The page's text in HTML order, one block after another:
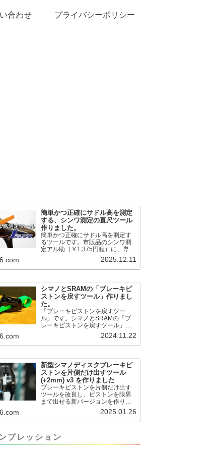
合わせ プライバシーポリシー
簡単かつ正確にサドル高を測定
する、シンワ測定の直尺ツール
作りました。
簡単かつ正確にサドル高を測定す
るツールです。市販品のシンワ測
定アル助（￥1,375円程）に、専用
のサドル高測定ツールを取り付け
て使用します。これまで以上に、
サドル高を容易に測定できるよう
Sokutei) アルミ直尺 アル助 1m ホ
ワイト 65445posted at 2025.12.12
シンワ測定(Shinwa Sokutei)
￥1,375Amazon.c...
2025.12.11
シマノとSRAMの「ブレーキピ
ストンを戻すツール」作りまし
た。
「ブレーキピストンを戻すツー
ル」です。シマノとSRAMの「ブ
レーキピストンを戻すツール」作
りました。出したからには、戻す
必要が。。。でも、タイヤレバー
や六角レンチはつかってはダメだ
戻すツール」
pic.twitter.com/jiwVmCb32N— IT技
術者ロードバイク (@FJT_TKS)
November 22, 2024何ができるの
かというと、出ているピス...
2024.11.22
新型シマノディスクブレーキピ
ストンを片側だけ出すツール
(+2mm) v3 を作りました
ブレーキピストンを片側だけ出す
ツールを改良し、ピストンを限界
まで出せる新バージョンを作りま
した。前作よりも+2.18mm出せる
ようになりました。寸法設計に関
しては、数パターンを作って、オ
も安全な寸法設計に落ち着いてい
ます。ピストン出しチキンレース
2025.01.26
プレッション